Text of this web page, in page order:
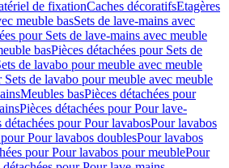
de fixationCaches décoratifsEtagères
meuble basSets de lave-mains avec
pour Sets de lave-mains avec meuble
basPièces détachées pour Sets de
de lavabo pour meuble avec meuble
Sets de lavabo pour meuble avec meuble
Meubles basPièces détachées pour
Pièces détachées pour Pour lave-
détachées pour Pour lavabosPour lavabos
Pour lavabos doublesPour lavabos
pour Pour lavabos pour meublePour